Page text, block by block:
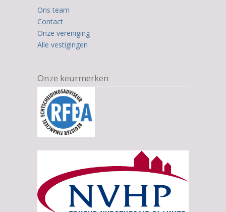
12.345
ratings
Ons team
Contact
Onze vereniging
Alle vestigingen
Onze keurmerken